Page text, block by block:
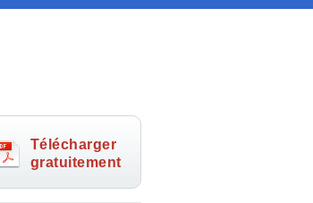
Télécharger
gratuitement